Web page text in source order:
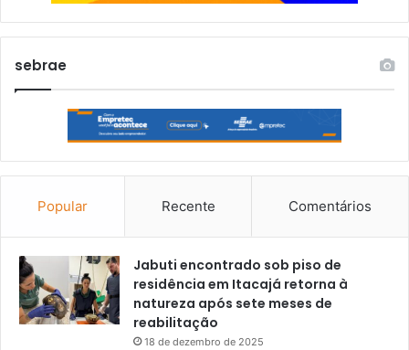
sebrae
Popular Recente Comentários
Jabuti encontrado sob piso de
residência em Itacajá retorna à
natureza após sete meses de
reabilitação
18 de dezembro de 2025